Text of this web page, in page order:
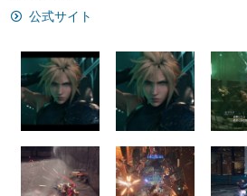
公式サイト